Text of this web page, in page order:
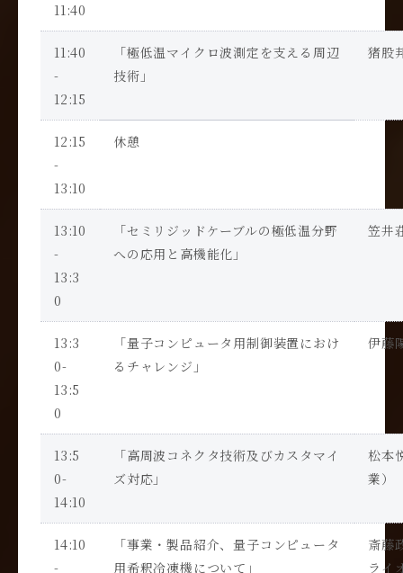
11:40
11:40
-
12:15
「極低温マイクロ波測定を支える周辺
技術」
猪股
12:15
-
13:10
休憩
13:10
-
13:3
0
「セミリジッドケーブルの極低温分野
への応用と高機能化」
笠井
13:3
0-
13:5
0
「量子コンピュータ用制御装置におけ
るチャレンジ」
伊藤
13:5
0-
14:10
「高周波コネクタ技術及びカスタマイ
ズ対応」
松本
業）
14:10
-
「事業・製品紹介、量子コンピュータ
用希釈冷凍機について」
斎藤
ライ